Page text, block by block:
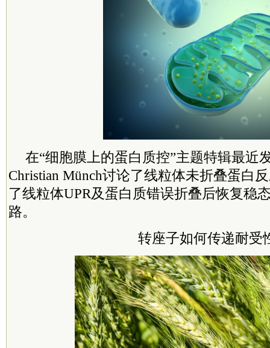
在“细胞膜上的蛋白质控”主题特辑最近
Christian Münch讨论了线粒体未折叠蛋白
了线粒体UPR及蛋白质错误折叠后恢复稳
路。
转座子如何传递耐受